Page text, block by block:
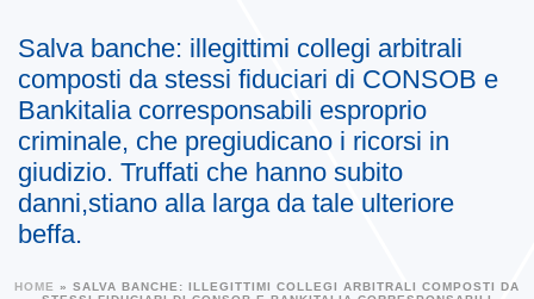
Salva banche: illegittimi collegi arbitrali
composti da stessi fiduciari di CONSOB e
Bankitalia corresponsabili esproprio
criminale, che pregiudicano i ricorsi in
giudizio. Truffati che hanno subito
danni,stiano alla larga da tale ulteriore
beffa.
HOME » SALVA BANCHE: ILLEGITTIMI COLLEGI ARBITRALI COMPOSTI DA